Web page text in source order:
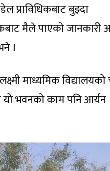
प्राविधिकबाट बुझ्दा
मैले पाएको जानकारी
।
माध्यमिक विद्यालयको
यो भवनको काम पनि आर्यन